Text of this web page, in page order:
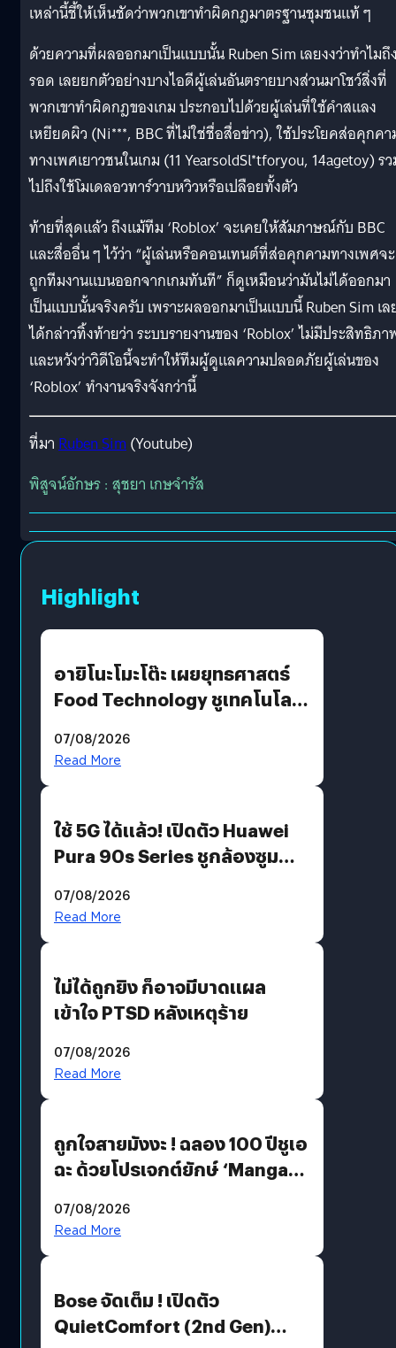
เหล่านี้ชี้ให้เห็นชัดว่าพวกเขาทำผิดกฎมาตรฐานชุมชนแท้ ๆ
ด้วยความที่ผลออกมาเป็นแบบนั้น Ruben Sim เลยงงว่าทำไมถึ
รอด เลยยกตัวอย่างบางไอดีผู้เล่นอันตรายบางส่วนมาโชว์สิ่งที่
พวกเขาทำผิดกฎของเกม ประกอบไปด้วยผู้เล่นที่ใช้คำสแลง
เหยียดผิว (Ni***, BBC ที่ไม่ใช่ชื่อสื่อข่าว), ใช้ประโยคส่อคุกค
ทางเพศเยาวชนในเกม (11 YearsoldSl*tforyou, 14agetoy) ร
ไปถึงใช้โมเดลอวทาร์วาบหวิวหรือเปลือยทั้งตัว
ท้ายที่สุดแล้ว ถึงแม้ทีม ‘Roblox’ จะเคยให้สัมภาษณ์กับ BBC
และสื่ออื่น ๆ ไว้ว่า “ผู้เล่นหรือคอนเทนต์ที่ส่อคุกคามทางเพศจะ
ถูกทีมงานแบนออกจากเกมทันที” ก็ดูเหมือนว่ามันไม่ได้ออกมา
เป็นแบบนั้นจริงครับ เพราะผลออกมาเป็นแบบนี้ Ruben Sim เ
ได้กล่าวทิ้งท้ายว่า ระบบรายงานของ ‘Roblox’ ไม่มีประสิทธิภ
และหวังว่าวิดีโอนี้จะทำให้ทีมผู้ดูแลความปลอดภัยผู้เล่นของ
‘Roblox’ ทำงานจริงจังกว่านี้
ที่มาRuben Sim(Youtube)
พิสูจน์อักษร : สุชยา เกษจำรัส
Highlight
อายิโนะโมะโต๊ะ เผยยุทธศาสตร์
Food Technology ชูเทคโนโลยี
บริโภคและ B2B
07/08/2026
Read More
ใช้ 5G ได้แล้ว! เปิดตัว Huawei
Pura 90s Series ชูกล้องซูม
07/08/2026
Read More
ไม่ได้ถูกยิง ก็อาจมีบาดแผล
เข้าใจ PTSD หลังเหตุร้าย
07/08/2026
Read More
ถูกใจสายมังงะ ! ฉลอง 100 ปีชูเอ
ฉะ ด้วยโปรเจกต์ยักษ์ ‘Manga
มีภาษาไทยด้วย
07/08/2026
Read More
Bose จัดเต็ม ! เปิดตัว
QuietComfort (2nd Gen)